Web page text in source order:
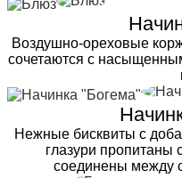
Воздушно-ореховые
сочетаются с
Нежные бисквиты с
глазури пропитаны
соединены между